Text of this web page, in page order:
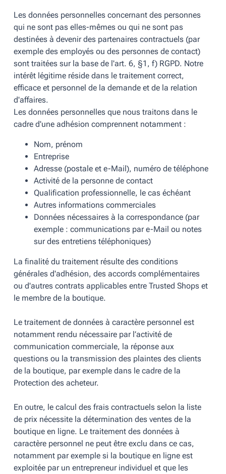
Les données personnelles concernant des personnes
qui ne sont pas elles-mêmes ou qui ne sont pas
destinées à devenir des partenaires contractuels (par
exemple des employés ou des personnes de contact)
sont traitées sur la base de l'art. 6, §1, f) RGPD. Notre
intérêt légitime réside dans le traitement correct,
efficace et personnel de la demande et de la relation
d'affaires.
Les données personnelles que nous traitons dans le
cadre d'une adhésion comprennent notamment :
Nom, prénom
Entreprise
Adresse (postale et e-Mail), numéro de téléphone
Activité de la personne de contact
Qualification professionnelle, le cas échéant
Autres informations commerciales
Données nécessaires à la correspondance (par
exemple : communications par e-Mail ou notes
sur des entretiens téléphoniques)
La finalité du traitement résulte des conditions
générales d'adhésion, des accords complémentaires
ou d'autres contrats applicables entre Trusted Shops et
le membre de la boutique.
Le traitement de données à caractère personnel est
notamment rendu nécessaire par l’activité de
communication commerciale, la réponse aux
questions ou la transmission des plaintes des clients
de la boutique, par exemple dans le cadre de la
Protection des acheteur.
En outre, le calcul des frais contractuels selon la liste
de prix nécessite la détermination des ventes de la
boutique en ligne. Le traitement des données à
caractère personnel ne peut être exclu dans ce cas,
notamment par exemple si la boutique en ligne est
exploitée par un entrepreneur individuel et que les